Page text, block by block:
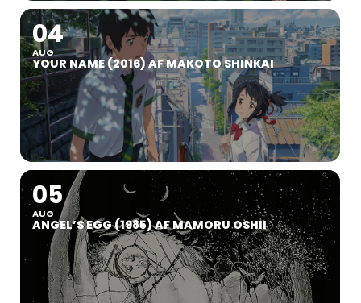
04
AUG
YOUR NAME (2016) AF MAKOTO SHINKAI
05
AUG
ANGEL’S EGG (1985) AF MAMORU OSHII